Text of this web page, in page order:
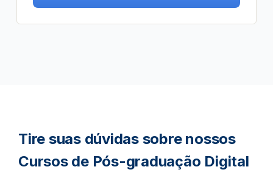
Tire suas dúvidas sobre nossos
Cursos de Pós-graduação Digital